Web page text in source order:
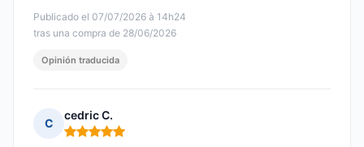
Publicado el 07/07/2026 à 14h24
tras una compra de 28/06/2026
Opinión traducida
C
cedric C.
Nota: 5 de 5